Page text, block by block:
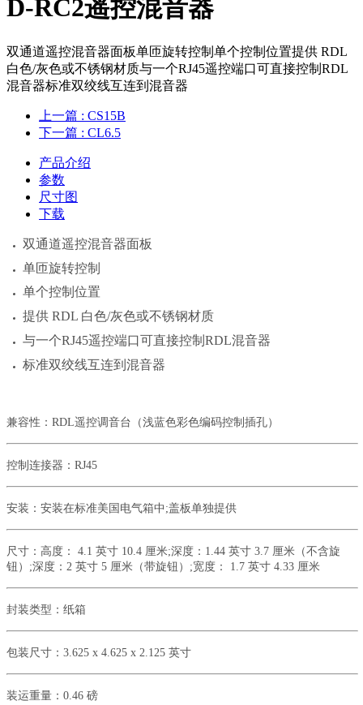
D-RC2遥控混音器
双通道遥控混音器面板单匝旋转控制单个控制位置提供 RDL
白色/灰色或不锈钢材质与一个RJ45遥控端口可直接控制RDL
混音器标准双绞线互连到混音器
上一篇 : CS15B
下一篇 : CL6.5
产品介绍
参数
尺寸图
下载
双通道遥控混音器面板
单匝旋转控制
单个控制位置
提供 RDL 白色/灰色或不锈钢材质
与一个RJ45遥控端口可直接控制RDL混音器
标准双绞线互连到混音器
兼容性： RDL遥控调音台（浅蓝色彩色编码控制插孔）
控制连接器： RJ45
安装： 安装在标准美国电气箱中 ;盖板单独提供
尺寸： 高度：
4.1 英寸 10.4 厘米;深度：1.44 英寸 3.7 厘米（不含旋
钮）;深度：2 英寸 5 厘米（带旋钮）;宽度： 1.7 英寸 4.33 厘米
封装类型： 纸箱
包装尺寸： 3.625 x 4.625 x 2.125 英寸
装运重量： 0.46 磅